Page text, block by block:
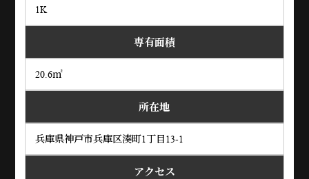
1K
専有面積
20.6㎡
所在地
兵庫県神戸市兵庫区湊町1丁目13-1
アクセス